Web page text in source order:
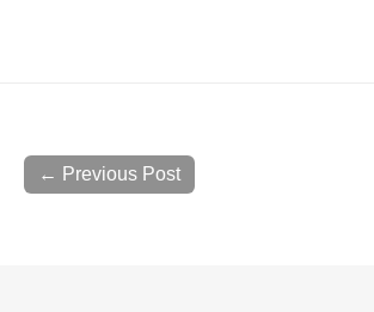
← Previous Post